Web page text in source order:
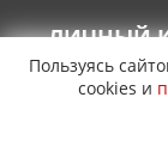
ЛИЧНЫЙ
Вход для
Регистация
Пользуясь
cookies и